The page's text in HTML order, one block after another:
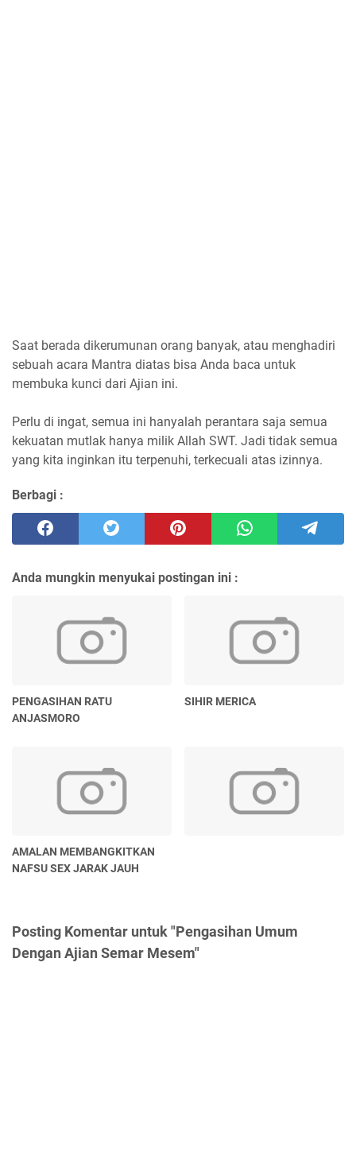
Saat berada dikerumunan orang banyak, atau menghadiri
sebuah acara Mantra diatas bisa Anda baca untuk
membuka kunci dari Ajian ini.
Perlu di ingat, semua ini hanyalah perantara saja semua
kekuatan mutlak hanya milik Allah SWT. Jadi tidak semua
yang kita inginkan itu terpenuhi, terkecuali atas izinnya.
Berbagi :
Anda mungkin menyukai postingan ini :
PENGASIHAN RATU
ANJASMORO
SIHIR MERICA
AMALAN MEMBANGKITKAN
NAFSU SEX JARAK JAUH
Posting Komentar untuk "Pengasihan Umum
Dengan Ajian Semar Mesem"